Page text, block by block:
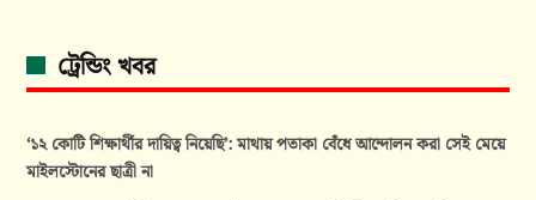
ট্রেন্ডিং খবর
‘১২ কোটি শিক্ষার্থীর দায়িত্ব নিয়েছি’: মাথায় পতাকা বেঁধে আন্দোলন করা সেই মেয়ে
মাইলস্টোনের ছাত্রী না